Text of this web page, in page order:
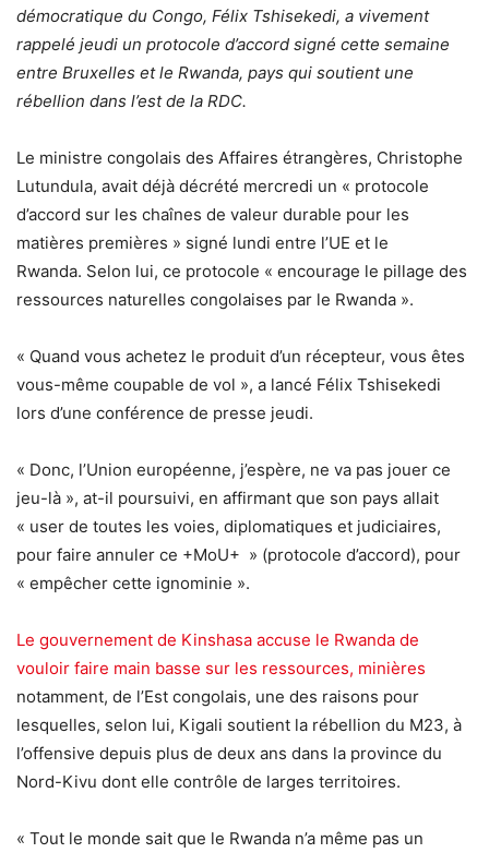
démocratique du Congo, Félix Tshisekedi, a vivement
rappelé jeudi un protocole d’accord signé cette semaine
entre Bruxelles et le Rwanda, pays qui soutient une
rébellion dans l’est de la RDC.
Le ministre congolais des Affaires étrangères, Christophe
Lutundula, avait déjà décrété mercredi un « protocole
d’accord sur les chaînes de valeur durable pour les
matières premières » signé lundi entre l’UE et le
Rwanda. Selon lui, ce protocole « encourage le pillage des
ressources naturelles congolaises par le Rwanda ».
« Quand vous achetez le produit d’un récepteur, vous êtes
vous-même coupable de vol », a lancé Félix Tshisekedi
lors d’une conférence de presse jeudi.
« Donc, l’Union européenne, j’espère, ne va pas jouer ce
jeu-là », at-il poursuivi, en affirmant que son pays allait
« user de toutes les voies, diplomatiques et judiciaires,
pour faire annuler ce +MoU+ » (protocole d’accord), pour
« empêcher cette ignominie ».
Le gouvernement de Kinshasa accuse le Rwanda de
vouloir faire main basse sur les ressources, minières
notamment, de l’Est congolais, une des raisons pour
lesquelles, selon lui, Kigali soutient la rébellion du M23, à
l’offensive depuis plus de deux ans dans la province du
Nord-Kivu dont elle contrôle de larges territoires.
« Tout le monde sait que le Rwanda n’a même pas un